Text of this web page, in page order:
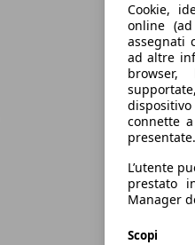
Cookie,
online
assegnati
ad altre
browser,
dispositivo
connette
presentate.
L’utente
prestato
Manager
Scopi